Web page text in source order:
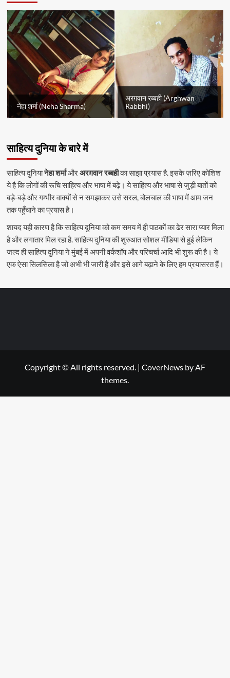
नेहा शर्मा (Neha Sharma)
अरग़वान रब्बही (Arghwan
Rabbhi)
साहित्य दुनिया के बारे में
साहित्य दुनियानेहा शर्माऔरअरग़वान रब्बहीका साझा प्रयास है. इसके ज़रिए कोशिश
ये है कि लोगों की रूचि साहित्य और भाषा में बढ़े। ये साहित्य और भाषा से जुड़ी बातों को
बड़े-बड़े और गम्भीर वाक्यों से न समझाकर उसे सरल, बोलचाल की भाषा में आम जन
तक पहुँचाने का प्रयास है।
शायद यही कारण है कि साहित्य दुनिया को कम समय में ही पाठकों का ढेर सारा प्यार मिला
है और लगातार मिल रहा है. साहित्य दुनिया की शुरुआत सोशल मीडिया से हुई लेकिन
जल्द ही साहित्य दुनिया ने मुंबई में अपनी वर्कशॉप और परिचर्चा आदि भी शुरू की है। ये
एक ऐसा सिलसिला है जो अभी भी जारी है और इसे आगे बढ़ाने के लिए हम प्रयासरत हैं।
Copyright © All rights reserved. | CoverNews by AF
themes.